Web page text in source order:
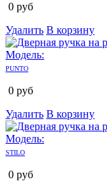
0 руб
Удалить В корзину
Модель:
PUNTO
0 руб
Удалить В корзину
Модель:
STILO
0 руб